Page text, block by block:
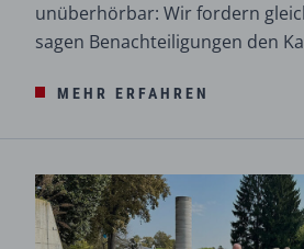
unüberhörbar: Wir fordern
sagen Benachteiligungen den
MEHR ERFAHREN